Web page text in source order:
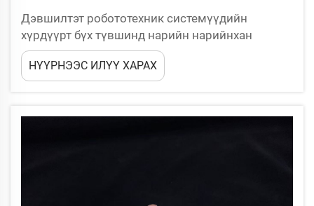
Дэвшилтэт робототехник системүүдийн
хүрдүүрт бүх түвшинд нарийн нарийнхан
шаардлагатай, мөн түүний үндсэн суурин нь
хувийн хэсгүүдийн үйлдвэрлэлт юм.
Робототехник инженерүүд ба хүрдүүрт
хэсгүүдийн шаардлагатай, нарийн материал ...
НҮҮРНЭЭС ИЛҮҮ ХАРАХ